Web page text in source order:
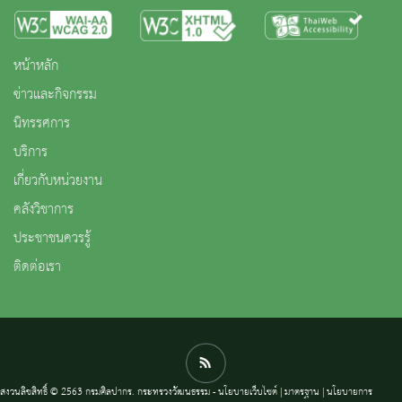
หน้าหลัก
ข่าวและกิจกรรม
นิทรรศการ
บริการ
เกี่ยวกับหน่วยงาน
คลังวิชาการ
ประชาชนควรรู้
ติดต่อเรา
สงวนลิขสิทธิ์ © 2563 กรมศิลปากร. กระทรวงวัฒนธรรม -นโยบายเว็บไซต์|มาตรฐาน |นโยบายการ